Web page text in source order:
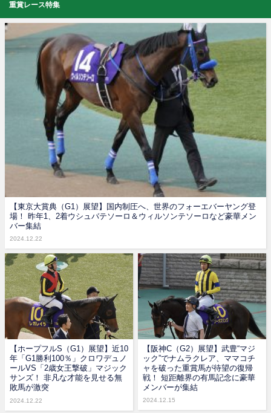
重賞レース特集
【東京大賞典（G1）展望】国内制圧へ、世界のフォーエバーヤング登
場！ 昨年1、2着ウシュバテソーロ＆ウィルソンテソーロなど豪華メン
バー集結
2024.12.22
【ホープフルS（G1）展望】近10
年「G1勝利100％」クロワデュノ
ールVS「2歳女王撃破」マジック
サンズ！ 非凡な才能を見せる無
敗馬が激突
2024.12.22
【阪神C（G2）展望】武豊“マジ
ック”でナムラクレア、ママコチ
ャを破った重賞馬が待望の復帰
戦！ 短距離界の有馬記念に豪華
メンバーが集結
2024.12.15